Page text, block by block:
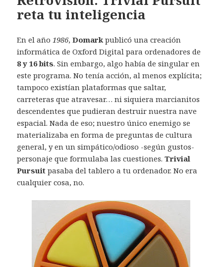
reta tu inteligencia
En el año 1986,Domark publicó una creación
informática de Oxford Digital para ordenadores de
8 y 16 bits. Sin embargo, algo había de singular en
este programa. No tenía acción, al menos explícita;
tampoco existían plataformas que saltar,
carreteras que atravesar… ni siquiera marcianitos
descendentes que pudieran destruir nuestra nave
espacial. Nada de eso; nuestro único enemigo se
materializaba en forma de preguntas de cultura
general, y en un simpático/odioso -según gustos-
personaje que formulaba las cuestiones.Trivial
Pursuit pasaba del tablero a tu ordenador. No era
cualquier cosa, no.